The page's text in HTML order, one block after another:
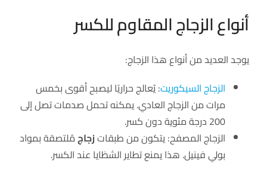
أنواع الزجاج المقاوم للكسر
يوجد العديد من أنواع هذا الزجاج:
الزجاج السيكوريت: يُعالج حراريًا ليصبح أقوى بخمس
مرات من الزجاج العادي. يمكنه تحمل صدمات تصل إلى
200 درجة مئوية دون كسر.
الزجاج المصفح: يتكون من طبقاتزجاجمُلتصقة بمواد
بولي فينيل. هذا يمنع تطاير الشظايا عند الكسر.